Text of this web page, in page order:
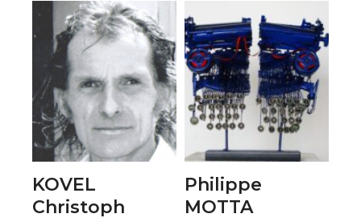
KOVEL
Christoph
Philippe
MOTTA